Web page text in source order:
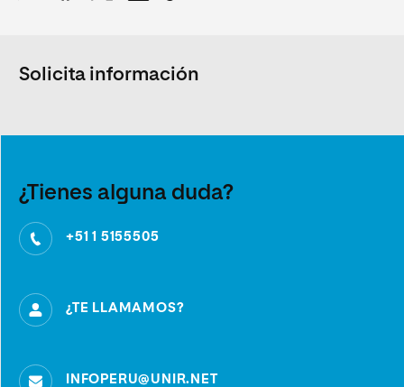
Solicita información
¿Tienes alguna duda?
+51 1 5155505
¿TE LLAMAMOS?
INFOPERU@UNIR.NET